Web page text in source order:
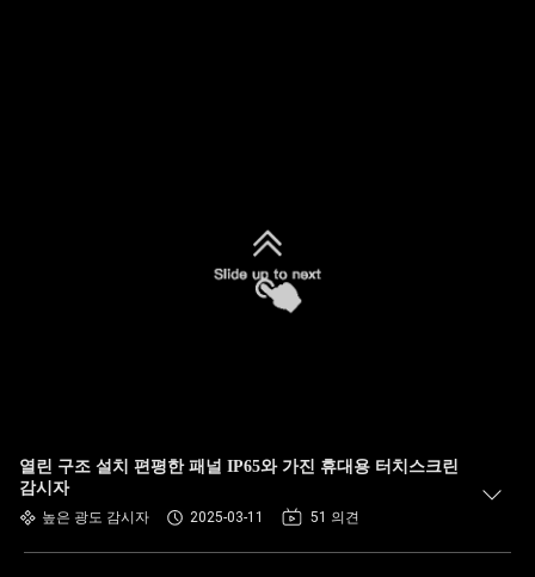
열린 구조 설치 편평한 패널 IP65와 가진 휴대용 터치스크린
감시자
높은 광도 감시자 2025-03-11 51 의견